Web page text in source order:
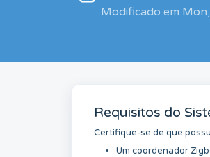
Modificado em
Requisitos do
Certifique-se de que
Um coordenador